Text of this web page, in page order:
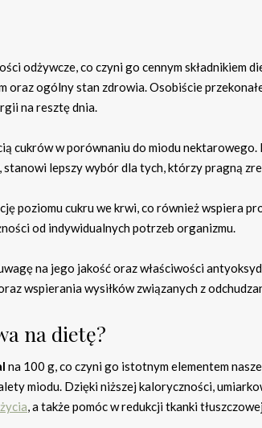
odżywcze, co czyni go cennym składnikiem
oraz ogólny stan zdrowia. Osobiście
na resztę dnia.
cukrów w porównaniu do miodu
lepszy wybór dla tych, którzy pragną
poziomu cukru we krwi, co również wspiera
od indywidualnych potrzeb organizmu.
na jego jakość oraz właściwości
wspierania wysiłków związanych z
na dietę?
na 100 g, co czyni go istotnym elementem
miodu. Dzięki niższej kaloryczności,
, a także pomóc w redukcji tkanki